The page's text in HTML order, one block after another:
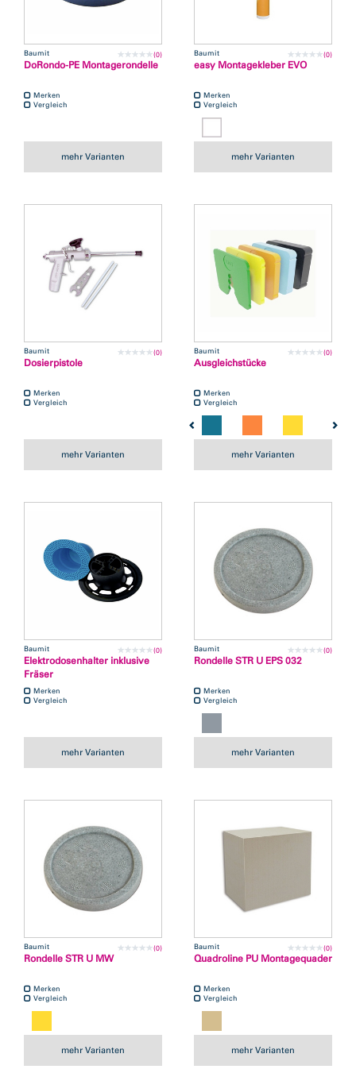
Baumit (0)
DoRondo-PE Montagerondelle
Merken
Vergleich
mehr Varianten
Baumit (0)
easy Montagekleber EVO
Merken
Vergleich
mehr Varianten
Baumit (0)
Dosierpistole
Merken
Vergleich
mehr Varianten
Baumit (0)
Ausgleichstücke
Merken
Vergleich
mehr Varianten
Baumit (0)
Elektrodosenhalter inklusive
Fräser
Merken
Vergleich
mehr Varianten
Baumit (0)
Rondelle STR U EPS 032
Merken
Vergleich
mehr Varianten
Baumit (0)
Rondelle STR U MW
Merken
Vergleich
mehr Varianten
Baumit (0)
Quadroline PU Montagequader
Merken
Vergleich
mehr Varianten